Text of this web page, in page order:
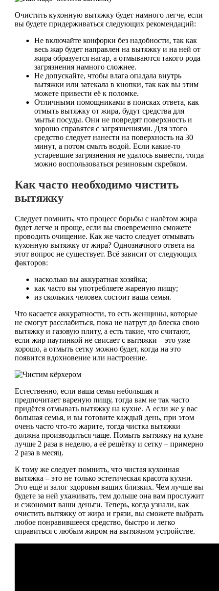
Очистить кухонную вытяжку будет намного легче, если
вы будете придерживаться следующих рекомендаций:
Не включайте конфорки без надобности, так как
весь жар будет направлен на вытяжку и на ней от
жира образуется нагар, а отмываются такого рода
загрязнения намного сложнее.
Не допускайте, чтобы влага опадала внутрь
вытяжки или затекала в кнопки, так как вы этим
можете привести её к поломке.
Отличными помощниками в поисках ответа, как
отмыть вытяжку от жира, будут средства для
мытья посуды. Они не повредят поверхность и
хорошо справятся с загрязнениями. Для этого
средство следует нанести на поверхность на 30
минут, а потом смыть водой. Если какие-то
устаревшие загрязнения не удалось вывести, тогда
можно воспользоваться резиновым скребком.
Как часто необходимо чистить
вытяжку
Следует помнить, что процесс борьбы с налётом жира
будет легче и проще, если вы своевременно сможете
проводить очищение. Как же часто следует отмывать
кухонную вытяжку от жира? Однозначного ответа на
этот вопрос не существует. Всё зависит от следующих
факторов:
насколько вы аккуратная хозяйка;
как часто вы употребляете жареную пищу;
из скольких человек состоит ваша семья.
Что касается аккуратности, то есть женщины, которые
не смогут расслабиться, пока не натрут до блеска свою
вытяжку и газовую плиту, а есть такие, что считают,
если жир паутинкой не свисает с вытяжки – это уже
хорошо, а отмыть сетку можно будет, когда на это
появится вдохновение или настроение.
Естественно, если ваша семья небольшая и
предпочитает вареную пищу, тогда вам не так часто
придётся отмывать вытяжку на кухне. А если же у вас
большая семья, и вы готовите каждый день, при этом
очень часто что-то жарите, тогда чистка вытяжки
должна производиться чаще. Помыть вытяжку на кухне
лучше 2 раза в неделю, а её решётку и сетку – примерно
2 раза в месяц.
К тому же следует помнить, что чистая кухонная
вытяжка – это не только эстетическая красота кухни.
Это ещё и залог здоровья ваших близких. Чем лучше вы
будете за ней ухаживать, тем дольше она вам прослужит
и сэкономит ваши деньги. Теперь, когда узнали, как
очистить вытяжку от жира и грязи, вы сможете выбрать
любое понравившееся средство, быстро и легко
справиться с любым жиром на вытяжном устройстве.